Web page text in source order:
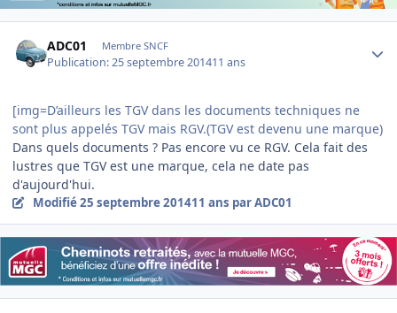
ADC01 Membre SNCF
Publication:25 septembre 201411 ans
[img=D’ailleurs les TGV dans les documents techniques ne
sont plus appelés TGV mais RGV.(TGV est devenu une marque)
Dans quels documents ? Pas encore vu ce RGV. Cela fait des
lustres que TGV est une marque, cela ne date pas
d'aujourd'hui.
Modifié25 septembre 201411 ans par ADC01